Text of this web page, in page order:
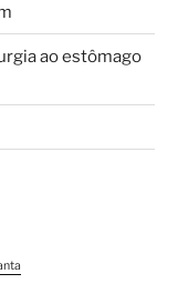
ao estômago